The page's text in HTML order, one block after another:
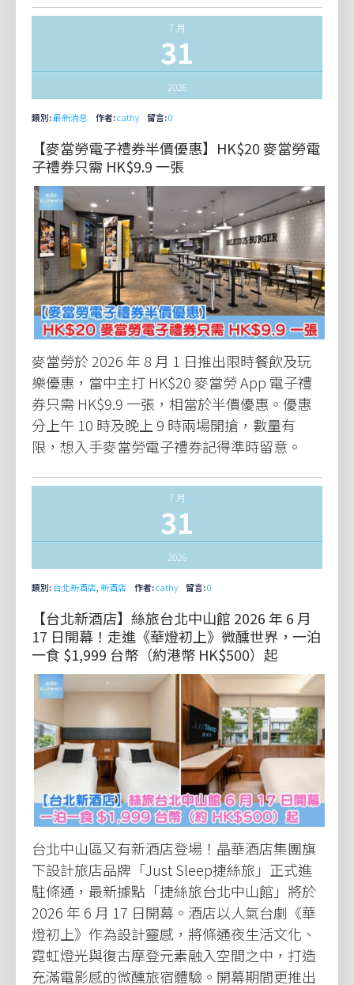
7 月
31
2026
類別:最新消息 作者:cathy 留言:0
【麥當勞電子禮券半價優惠】HK$20 麥當勞電
子禮券只需 HK$9.9 一張
麥當勞於 2026 年 8 月 1 日推出限時餐飲及玩
樂優惠，當中主打 HK$20 麥當勞 App 電子禮
券只需 HK$9.9 一張，相當於半價優惠。優惠
分上午 10 時及晚上 9 時兩場開搶，數量有
限，想入手麥當勞電子禮券記得準時留意。
7 月
31
2026
類別:台北新酒店 ,新酒店 作者:cathy 留言:0
【台北新酒店】絲旅台北中山館 2026 年 6 月
17 日開幕！走進《華燈初上》微醺世界，一泊
一食 $1,999 台幣（約港幣 HK$500）起
台北中山區又有新酒店登場！晶華酒店集團旗
下設計旅店品牌「Just Sleep捷絲旅」正式進
駐條通，最新據點「捷絲旅台北中山館」將於
2026 年 6 月 17 日開幕。酒店以人氣台劇《華
燈初上》作為設計靈感，將條通夜生活文化、
霓虹燈光與復古摩登元素融入空間之中，打造
充滿電影感的微醺旅宿體驗。開幕期間更推出